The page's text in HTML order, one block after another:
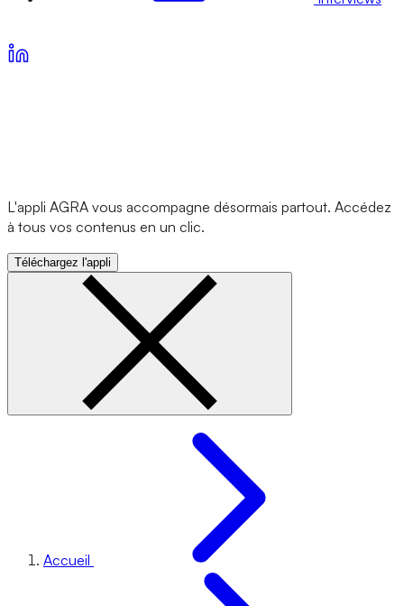
L'appli AGRA vous accompagne désormais partout. Accédez
à tous vos contenus en un clic.
Téléchargez l'appli
Accueil